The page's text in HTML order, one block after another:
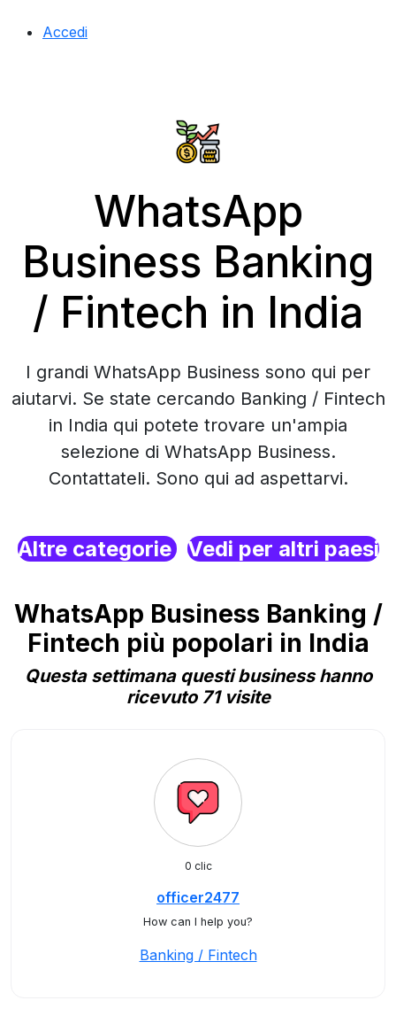
Accedi
WhatsApp
Business Banking
/ Fintech in India
I grandi WhatsApp Business sono qui per
aiutarvi. Se state cercando Banking / Fintech
in India qui potete trovare un'ampia
selezione di WhatsApp Business.
Contattateli. Sono qui ad aspettarvi.
Altre categorie Vedi per altri paesi
WhatsApp Business Banking /
Fintech più popolari in India
Questa settimana questi business hanno
ricevuto 71 visite
0 clic
officer2477
How can I help you?
Banking / Fintech